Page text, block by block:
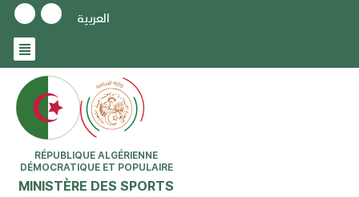
العربية
RÉPUBLIQUE ALGÉRIENNE
DÉMOCRATIQUE ET POPULAIRE
MINISTÈRE DES SPORTS